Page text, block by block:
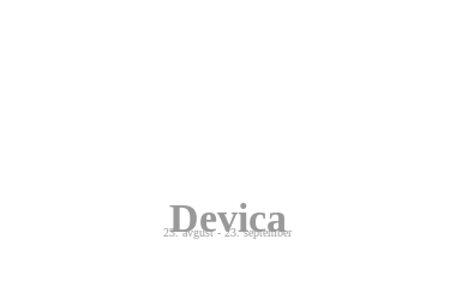
Devica
23. avgust - 23. september